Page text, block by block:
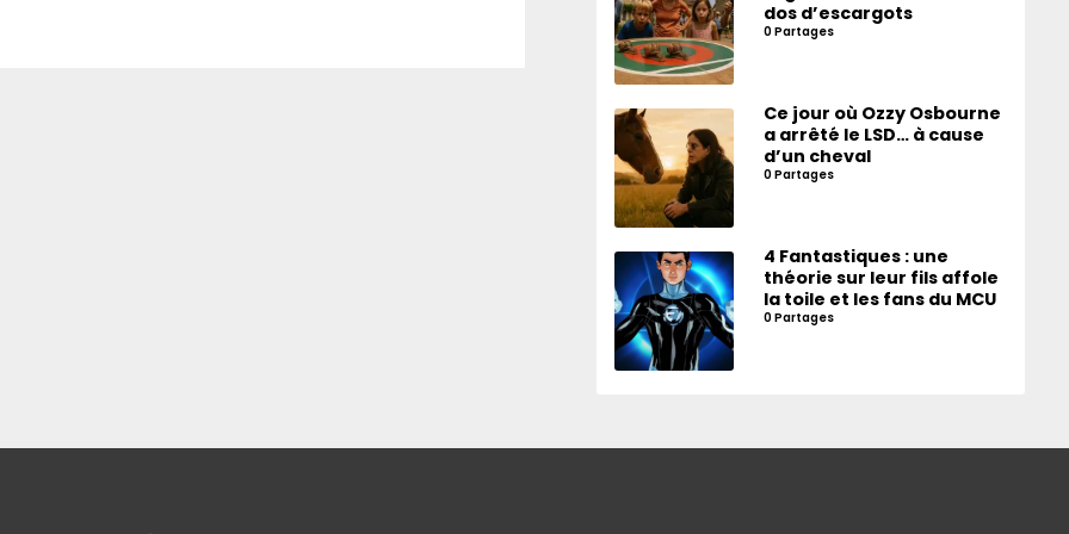
dos d’escargots
0 Partages
Ce jour où Ozzy Osbourne
a arrêté le LSD… à cause
d’un cheval
0 Partages
4 Fantastiques : une
théorie sur leur fils affole
la toile et les fans du MCU
0 Partages